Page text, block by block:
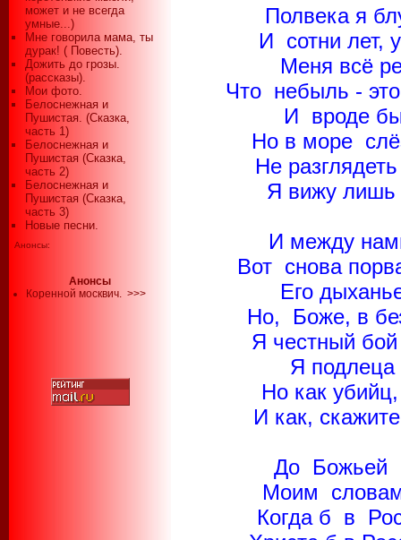
может и не всегда
умные...)
Мне говорила мама, ты
дурак! ( Повесть).
Дожить до грозы.
(рассказы).
Мои фото.
Белоснежная и
Пушистая. (Сказка,
часть 1)
Белоснежная и
Пушистая (Сказка,
часть 2)
Белоснежная и
Пушистая (Сказка,
часть 3)
Новые песни.
Анонсы:
Анонсы
Коренной москвич. >>>
Полвека я
И сотни лет,
Меня всё
Что небыль -
И вроде бы
Но в море
Не
Я вижу лишь
И между
Вот снова
Его
Но, Боже, в
Я честный бой
Я подлеца
Но как
И как,
До Божьей
Моим
Когда б в